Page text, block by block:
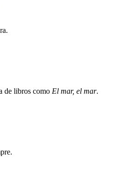
de libros como El mar, el mar.